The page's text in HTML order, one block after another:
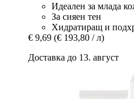
Идеален за млада
За сияен тен
Хидратиращ и
€ 9,69 (€ 193,80 / л)
Доставка до 13. август